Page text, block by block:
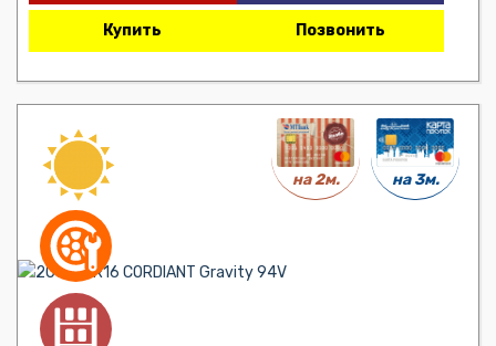
Купить Позвонить
на 2м. на 3м.